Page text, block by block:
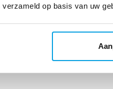
op basis van uw
im Griff